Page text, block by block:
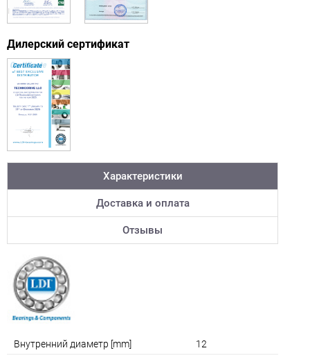
Дилерский сертификат
Характеристики
Доставка и оплата
Отзывы
Внутренний диаметр [mm]
12